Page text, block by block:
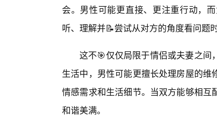
会。男性可能更直接、更注重行动，
听、理解并📝尝试从对方的角度看问题
这不🎯仅仅局限于情侣或夫妻之间
生活中，男性可能更擅长处理房屋的
情感需求和生活细节。当双方能够相
和谐美满。